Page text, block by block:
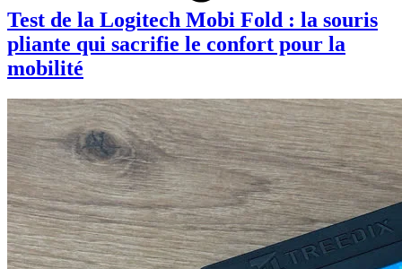
Test de la Logitech Mobi Fold : la souris
pliante qui sacrifie le confort pour la
mobilité